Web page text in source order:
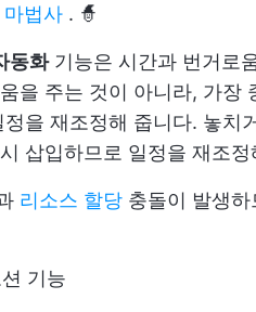
마법사 . 🧙
동화기능은 시간과 번거로
을 주는 것이 아니라, 가장
을 재조정해 줍니다. 놓
삽입하므로 일정을 재조
리소스 할당 충돌이 발생
기능